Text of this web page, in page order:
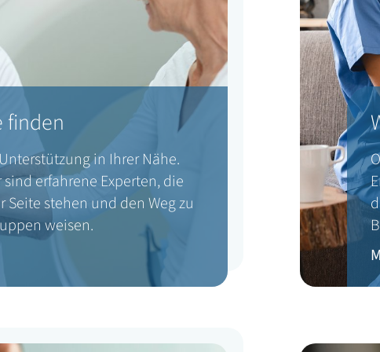
finden
in Ihrer Nähe.
erfahrene Experten, die
Seite stehen und den Weg zu
weisen.